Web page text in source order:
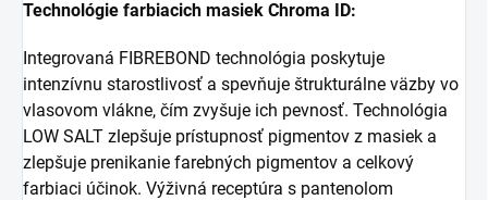
Technológie farbiacich masiek Chroma ID:
Integrovaná FIBREBOND technológia poskytuje
intenzívnu starostlivosť a spevňuje štrukturálne väzby vo
vlasovom vlákne, čím zvyšuje ich pevnosť. Technológia
LOW SALT zlepšuje prístupnosť pigmentov z masiek a
zlepšuje prenikanie farebných pigmentov a celkový
farbiaci účinok. Výživná receptúra s pantenolom